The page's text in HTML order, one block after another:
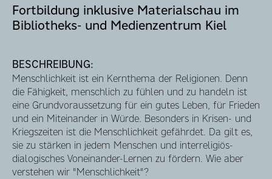
Fortbildung inklusive Materialschau im
Bibliotheks- und Medienzentrum Kiel
BESCHREIBUNG:
Menschlichkeit ist ein Kernthema der Religionen. Denn
die Fähigkeit, menschlich zu fühlen und zu handeln ist
eine Grundvoraussetzung für ein gutes Leben, für Frieden
und ein Miteinander in Würde. Besonders in Krisen- und
Kriegszeiten ist die Menschlichkeit gefährdet. Da gilt es,
sie zu stärken in jedem Menschen und interreligiös-
dialogisches Voneinander-Lernen zu fördern. Wie aber
verstehen wir "Menschlichkeit"?